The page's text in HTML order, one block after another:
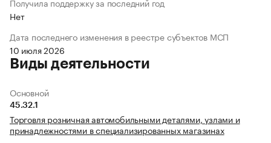
Получила поддержку за последний год
Нет
Дата последнего изменения в реестре субъектов МСП
10 июля 2026
Виды деятельности
Основной
45.32.1
Торговля розничная автомобильными деталями, узлами и
принадлежностями в специализированных магазинах